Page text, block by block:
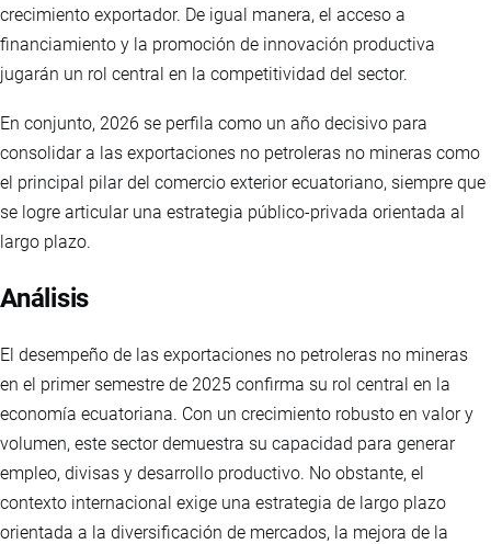
crecimiento exportador. De igual manera, el acceso a
financiamiento y la promoción de innovación productiva
jugarán un rol central en la competitividad del sector.
En conjunto, 2026 se perfila como un año decisivo para
consolidar a las exportaciones no petroleras no mineras como
el principal pilar del comercio exterior ecuatoriano, siempre que
se logre articular una estrategia público-privada orientada al
largo plazo.
Análisis
El desempeño de las exportaciones no petroleras no mineras
en el primer semestre de 2025 confirma su rol central en la
economía ecuatoriana. Con un crecimiento robusto en valor y
volumen, este sector demuestra su capacidad para generar
empleo, divisas y desarrollo productivo. No obstante, el
contexto internacional exige una estrategia de largo plazo
orientada a la diversificación de mercados, la mejora de la